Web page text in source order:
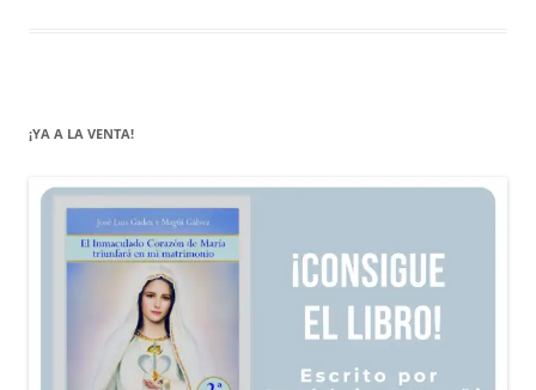
¡YA A LA VENTA!